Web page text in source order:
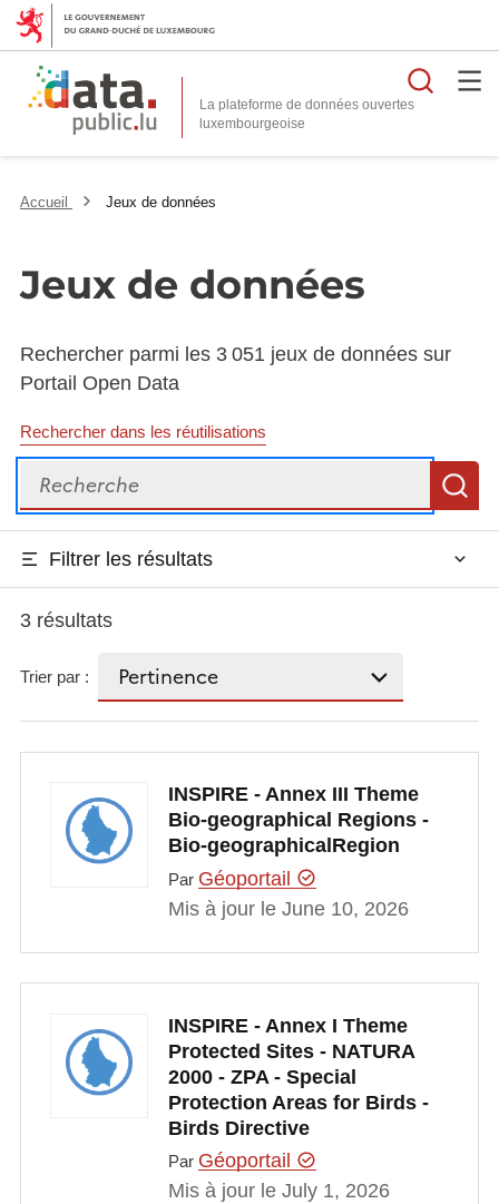
La plateforme de données ouvertes
Accueil Jeux de données
Jeux de données
Rechercher parmi les 3 051 jeux de données sur
Portail Open Data
Rechercher dans les réutilisations
Recherche
Filtrer les résultats
3 résultats
Trier par :
INSPIRE - Annex III Theme
Bio-geographical Regions -
Bio-geographicalRegion
Par Géoportail
Mis à jour le June 10, 2026
INSPIRE - Annex I Theme
Protected Sites - NATURA
2000 - ZPA - Special
Protection Areas for Birds -
Birds Directive
Par Géoportail
Mis à jour le July 1, 2026